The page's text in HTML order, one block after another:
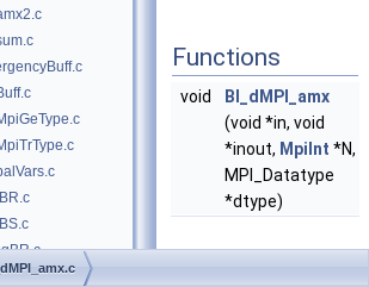
Functions
void
BI_dMPI_amx
(void *in, void
*inout, MpiInt *N,
MPI_Datatype
*dtype)